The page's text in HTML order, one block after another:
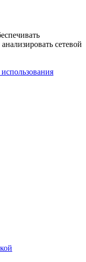
сетевой